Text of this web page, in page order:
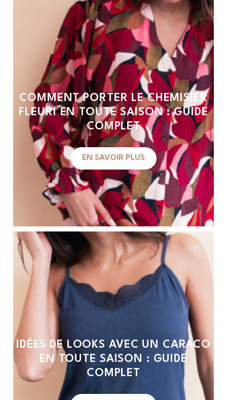
COMMENT PORTER LE CHEMISIER
FLEURI EN TOUTE SAISON : GUIDE
COMPLET
EN SAVOIR PLUS
IDÉES DE LOOKS AVEC UN CARACO
EN TOUTE SAISON : GUIDE
COMPLET